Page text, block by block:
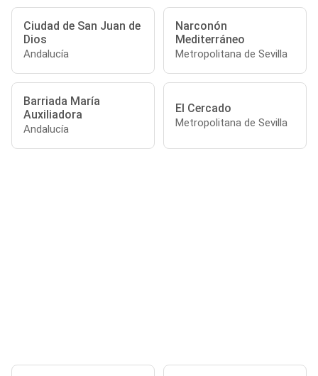
Ciudad de San Juan de
Dios
Andalucía
Narconón
Mediterráneo
Metropolitana de Sevilla
Barriada María
Auxiliadora
Andalucía
El Cercado
Metropolitana de Sevilla